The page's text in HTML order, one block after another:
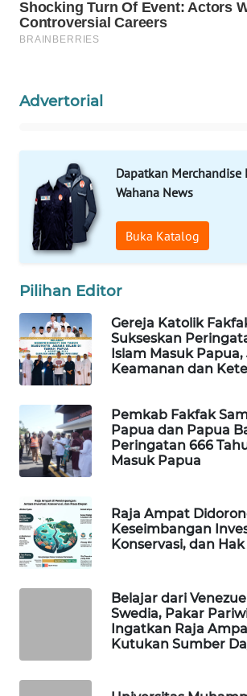
Advertorial
Dapatkan Merchandise
Wahana News
Buka Katalog
Pilihan Editor
Gereja Katolik
Sukseskan
Islam Masuk Papua,
Keamanan dan
Pemkab Fakfak
Papua dan Papua
Peringatan 666
Masuk Papua
Raja Ampat
Keseimbangan
Konservasi, dan
Belajar dari
Swedia, Pakar
Ingatkan Raja
Kutukan Sumber
WAHANA
SPORT
WAHANA
PERSONA
WAHANA
OTOMOTIF
HEALTH
WAHANA
DESA
LAPAK
WAHANA
Wahana
Network
KONSUMEN
WALINKI